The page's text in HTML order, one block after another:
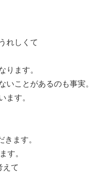
れしくて
ります。
いことがあるのも事実。
ます。
ます。
す。
えて